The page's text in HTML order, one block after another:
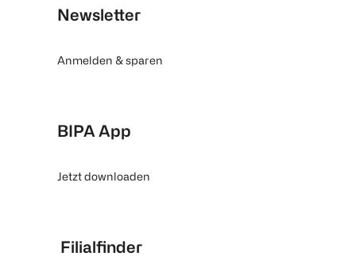
Newsletter
Anmelden & sparen
BIPA App
Jetzt downloaden
Filialfinder